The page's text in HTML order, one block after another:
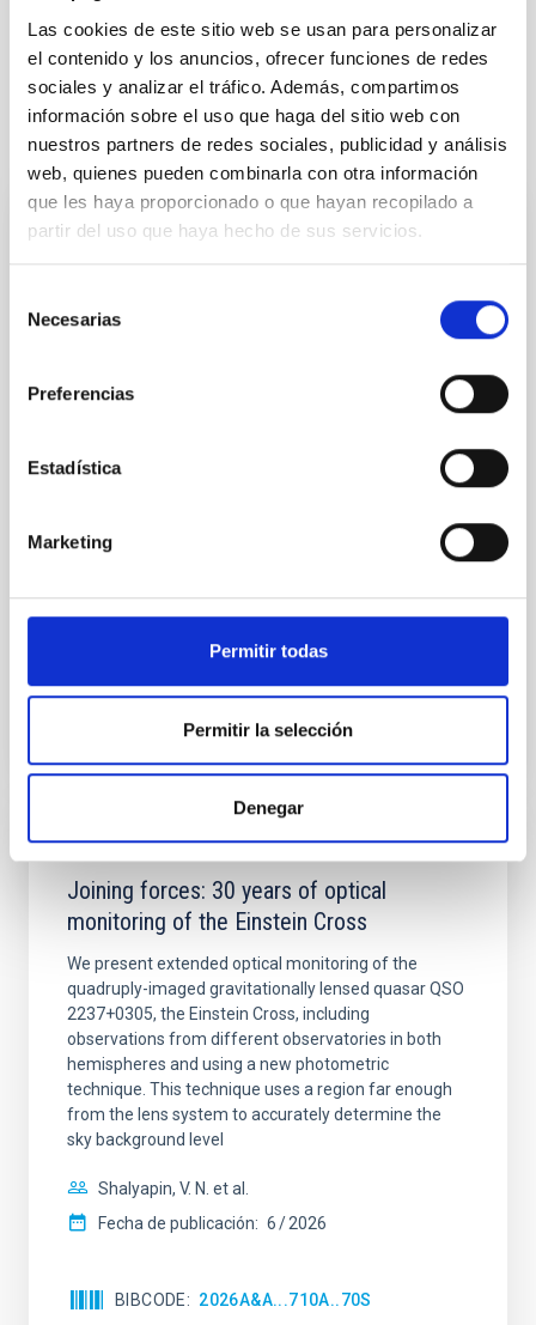
Las cookies de este sitio web se usan para personalizar
el contenido y los anuncios, ofrecer funciones de redes
sociales y analizar el tráfico. Además, compartimos
información sobre el uso que haga del sitio web con
nuestros partners de redes sociales, publicidad y análisis
web, quienes pueden combinarla con otra información
que les haya proporcionado o que hayan recopilado a
partir del uso que haya hecho de sus servicios.
Necesarias
Preferencias
Estadística
Marketing
Permitir todas
Permitir la selección
Denegar
Cartografiados
Astrometría
Te puede interesar
CON ÁRBITRO
the inner dark matter density slopes of
Aims. We aim to investigate the connection between
star formation histories (SFHs) and the inner dark
temporal distribution of star formation influence the
Fecha de publicación: 6 2026
BIBCODE 2026A&A...710A..95S
CON ÁRBITRO
Joining forces: 30 years of optical
monitoring of the Einstein Cross
We present extended optical monitoring of the
quadruply-imaged gravitationally lensed quasar QSO
2237+0305, the Einstein Cross, including
observations from different observatories in both
hemispheres and using a new photometric
technique. This technique uses a region far enough
from the lens system to accurately determine the
sky background level
Shalyapin, V. N. et al.
Fecha de publicación: 6 2026
BIBCODE 2026A&A...710A..70S